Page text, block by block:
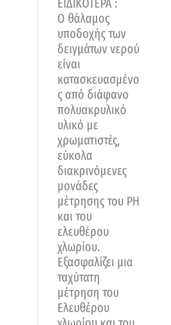
ΕΙΔΙΚΟΤΕΡΑ :
Ο θάλαμος
υποδοχής των
δειγμάτων νερού
είναι
κατασκευασμένο
ς από διάφανο
πολυακρυλικό
υλικό με
χρωματιστές,
εύκολα
διακρινόμενες
μονάδες
μέτρησης του ΡΗ
και του
ελευθέρου
χλωρίου.
Εξασφαλίζει μια
ταχύτατη
μέτρηση του
Ελευθέρου